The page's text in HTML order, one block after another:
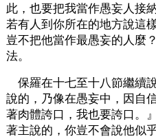
此，也要把我當作愚妄人接
若有人到你所在的地方說這
豈不把他當作最愚妄的人麼
法。
保羅在十七至十八節繼續
說的，乃像在愚妄中，因自
著肉體誇口，我也要誇口。
著主說的，你豈不會說他似